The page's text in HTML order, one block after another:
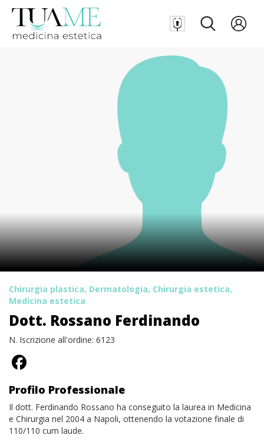
Chirurgia plastica, Dermatologia, Chirurgia estetica,
Medicina estetica
Dott. Rossano Ferdinando
N. Iscrizione all'ordine: 6123
Profilo Professionale
Il dott. Ferdinando Rossano ha conseguito la laurea in Medicina
e Chirurgia nel 2004 a Napoli, ottenendo la votazione finale di
110/110 cum laude.